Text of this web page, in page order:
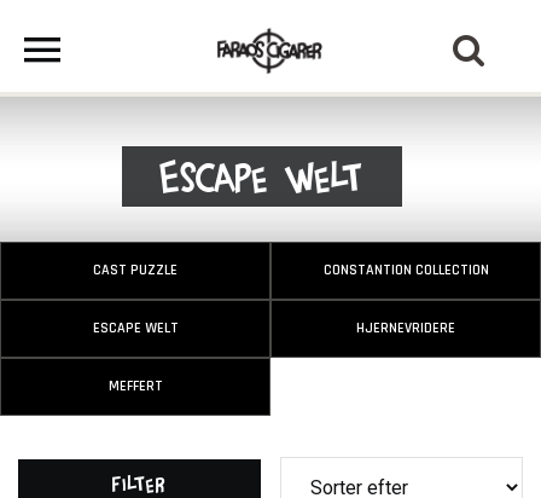
Escape Welt
CAST PUZZLE CONSTANTION COLLECTION
ESCAPE WELT HJERNEVRIDERE
MEFFERT
Filter